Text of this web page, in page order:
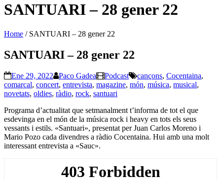
SANTUARI – 28 gener 22
Home / SANTUARI – 28 gener 22
SANTUARI – 28 gener 22
Ene 29, 2022 Paco Gadea Podcast cançons, Cocentaina,
comarcal, concert, entrevista, magazine, món, música, musical,
novetats, oldies, ràdio, rock, santuari
Programa d’actualitat que setmanalment t’informa de tot el que
esdevinga en el món de la música rock i heavy en tots els seus
vessants i estils. «Santuari», presentat per Juan Carlos Moreno i
Mario Pozo cada divendres a ràdio Cocentaina. Hui amb una molt
interessant entrevista a «Sauc».